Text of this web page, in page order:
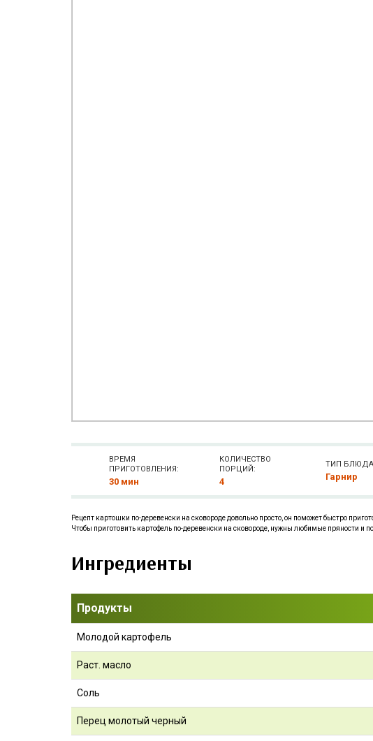
ВРЕМЯ
ПРИГОТОВЛЕНИЯ:
30 мин
КОЛИЧЕСТВО
ПОРЦИЙ:
4
ТИП
Гарнир
Рецепт картошки по-деревенски на сковороде довольно просто, он поможет быстро
Чтобы приготовить картофель по-деревенски на сковороде, нужны любимые пряности и
Ингредиенты
Продукты
Молодой картофель
Раст. масло
Соль
Перец молотый черный